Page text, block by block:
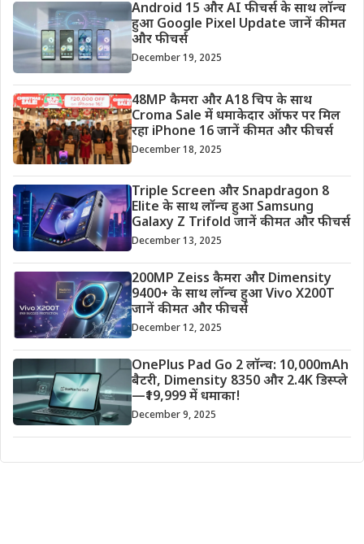
Android 15 और AI फीचर्स के साथ लॉन्च
हुआ Google Pixel Update जानें कीमत
और फीचर्स
December 19, 2025
48MP कैमरा और A18 चिप के साथ
Croma Sale में धमाकेदार ऑफर पर मिल
रहा iPhone 16 जानें कीमत और फीचर्स
December 18, 2025
Triple Screen और Snapdragon 8
Elite के साथ लॉन्च हुआ Samsung
Galaxy Z Trifold जानें कीमत और फीचर्स
December 13, 2025
200MP Zeiss कैमरा और Dimensity
9400+ के साथ लॉन्च हुआ Vivo X200T
जानें कीमत और फीचर्स
December 12, 2025
OnePlus Pad Go 2 लॉन्च: 10,000mAh
बैटरी, Dimensity 8350 और 2.4K डिस्प्ले
—₹19,999 में धमाका!
December 9, 2025